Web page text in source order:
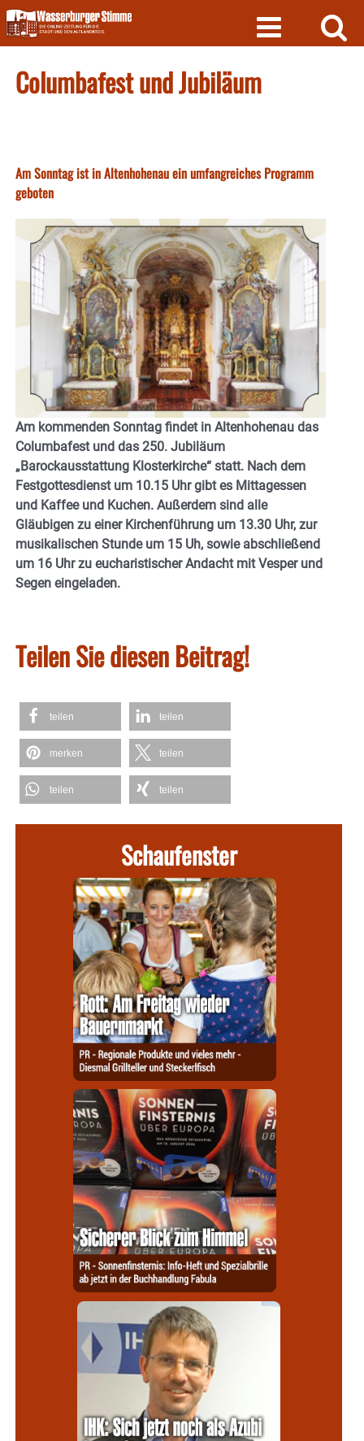
Skip
to
content
Columbafest und Jubiläum
Am Sonntag ist in Altenhohenau ein umfangreiches Programm
geboten
Am kommenden Sonntag findet in Altenhohenau das
Columbafest und das 250. Jubiläum
„Barockausstattung Klosterkirche“ statt. Nach dem
Festgottesdienst um 10.15 Uhr gibt es Mittagessen
und Kaffee und Kuchen. Außerdem sind alle
Gläubigen zu einer Kirchenführung um 13.30 Uhr, zur
musikalischen Stunde um 15 Uh, sowie abschließend
um 16 Uhr zu eucharistischer Andacht mit Vesper und
Segen eingeladen.
Teilen Sie diesen Beitrag!
teilen teilen
merken teilen
teilen teilen
Schaufenster